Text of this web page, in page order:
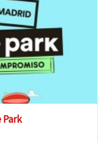
Park